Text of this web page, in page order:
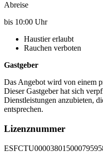
Abreise
bis 10:00 Uhr
Haustier erlaubt
Rauchen verboten
Gastgeber
Das Angebot wird von einem
Dieser Gastgeber hat sich
Dienstleistungen anzubieten,
entsprechen.
Lizenznummer